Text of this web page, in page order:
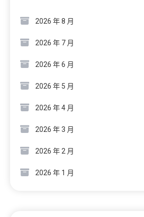
2026 年 8 月
2026 年 7 月
2026 年 6 月
2026 年 5 月
2026 年 4 月
2026 年 3 月
2026 年 2 月
2026 年 1 月